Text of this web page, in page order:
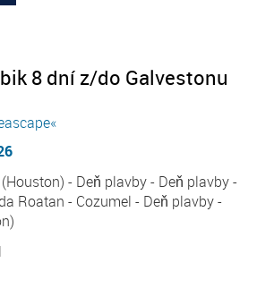
8 dní z/do Galvestonu
- Deň plavby - Deň plavby -
Roatan - Cozumel - Deň plavby -